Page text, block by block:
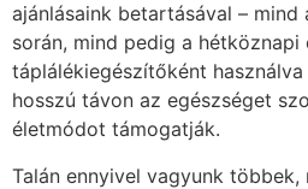
ajánlásaink betartásával – mind
során, mind pedig a hétköznapi
táplálékiegészítőként
hosszú távon az egészséget
életmódot támogatják.
Talán ennyivel vagyunk többek,